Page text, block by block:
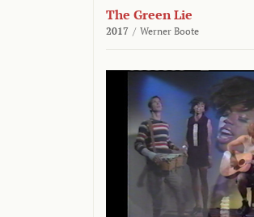
The Green Lie
2017 / Werner Boote